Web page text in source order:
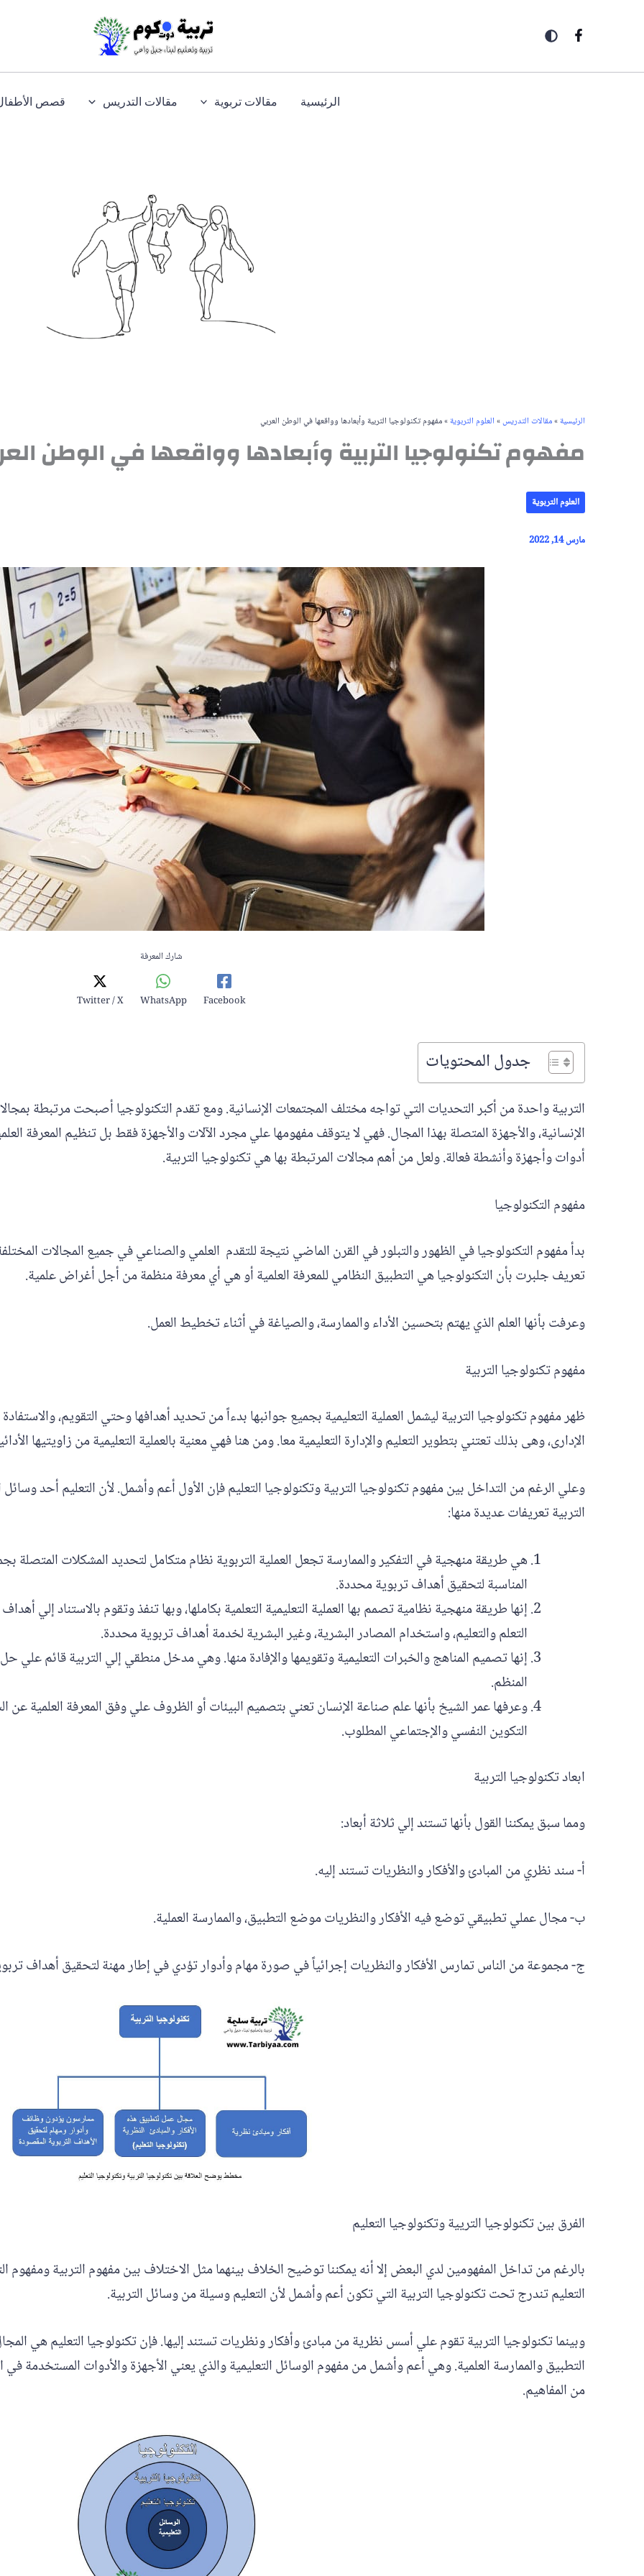
الرئيسية مقالات تربوية مقالات التدريس قصص
الرئيسية»مقالات التدريس»العلوم التربوية»مفهوم تكنولوجيا التربية وأبعادها وواقعها في الوطن العربي
مفهوم تكنولوجيا التربية وأبعادها وواقعها في الوطن
العلوم التربوية
مارس 14, 2022
شارك المعرفة
Facebook
WhatsApp
Twitter / X
جدول المحتويات
التربية واحدة من أكبر التحديات التي تواجه مختلف المجتمعات الإنسانية. ومع تقدم التكنولوجيا أصبحت مرتبطة
الإنسانية، والأجهزة المتصلة بهذا المجال. فهي لا يتوقف مفهومها علي مجرد الآلات والأجهزة فقط بل تنظيم
أدوات وأجهزة وأنشطة فعالة. ولعل من أهم مجالات المرتبطة بها هي تكنولوجيا التربية.
مفهوم التكنولوجيا
بدأ مفهوم التكنولوجيا في الظهور والتبلور في القرن الماضي نتيجة للتقدم العلمي والصناعي في جميع المجالات
تعريف جلبرت بأن التكنولوجيا هي التطبيق النظامي للمعرفة العلمية أو هي أي معرفة منظمة من أجل أغراض علمية.
وعرفت بأنها العلم الذي يهتم بتحسين الأداء والممارسة، والصياغة في أثناء تخطيط العمل.
مفهوم تكنولوجيا التربية
ظهر مفهوم تكنولوجيا التربية ليشمل العملية التعليمية بجميع جوانبها بدءاً من تحديد أهدافها وحتي التقويم،
الإدارى، وهى بذلك تعتني بتطوير التعليم والإدارة التعليمية معا. ومن هنا فهي معنية بالعملية التعليمية من زاويتيها
وعلي الرغم من التداخل بين مفهوم تكنولوجيا التربية وتكنولوجيا التعليم فإن الأول أعم وأشمل. لأن التعليم أحد
التربية تعريفات عديدة منها:
هي طريقة منهجية في التفكير والممارسة تجعل العملية التربوية نظام متكامل لتحديد المشكلات المتصلة
المناسبة لتحقيق أهداف تربوية محددة.
إنها طريقة منهجية نظامية تصمم بها العملية التعليمية التعلمية بكاملها، وبها تنفذ وتقوم بالاستناد
التعلم والتعليم، واستخدام المصادر البشرية، وغير البشرية لخدمة أهداف تربوية محددة.
إنها تصميم المناهج والخبرات التعليمية وتقويمها والإفادة منها. وهي مدخل منطقي إلي التربية قائم علي
المنظم.
وعرفها عمر الشيخ بأنها علم صناعة الإنسان تعني بتصميم البيئات أو الظروف علي وفق المعرفة العلمية
التكوين النفسي والإجتماعي المطلوب.
ابعاد تكنولوجيا التربية
ومما سبق يمكننا القول بأنها تستند إلي ثلاثة أبعاد:
أ- سند نظري من المبادئ والأفكار والنظريات تستند إليه.
ب- مجال عملي تطبيقي توضع فيه الأفكار والنظريات موضع التطبيق، والممارسة العملية.
ج- مجموعة من الناس تمارس الأفكار والنظريات إجرائياً في صورة مهام وأدوار تؤدي في إطار مهنة لتحقيق أهداف
الفرق بين تكنولوجيا التريية وتكنولوجيا التعليم
بالرغم من تداخل المفهومين لدي البعض إلا أنه يمكننا توضيح الخلاف بينهما مثل الاختلاف بين مفهوم التربية
التعليم تندرج تحت تكنولوجيا التربية التي تكون أعم وأشمل لأن التعليم وسيلة من وسائل التربية.
وبينما تكنولوجيا التربية تقوم علي أسس نظرية من مبادئ وأفكار ونظريات تستند إليها. فإن تكنولوجيا التعليم هي
التطبيق والممارسة العلمية. وهي أعم وأشمل من مفهوم الوسائل التعليمية والذي يعني الأجهزة والأدوات المستخدمة
من المفاهيم.